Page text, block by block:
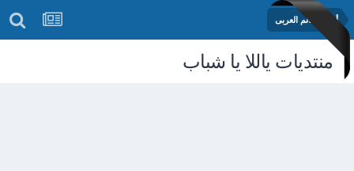
أخبار العالم العربى
منتديات ياللا يا شباب